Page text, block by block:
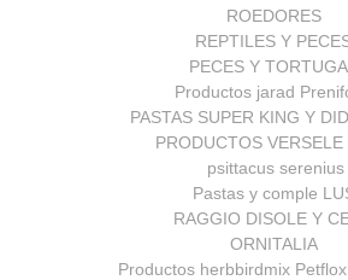
ROEDORES
REPTILES Y
PECES Y
Productos jarad
PASTAS SUPER KING Y
PRODUCTOS VERSELE
psittacus serenius
Pastas y comple
RAGGIO DISOLE Y
ORNITALIA
Productos herbbirdmix